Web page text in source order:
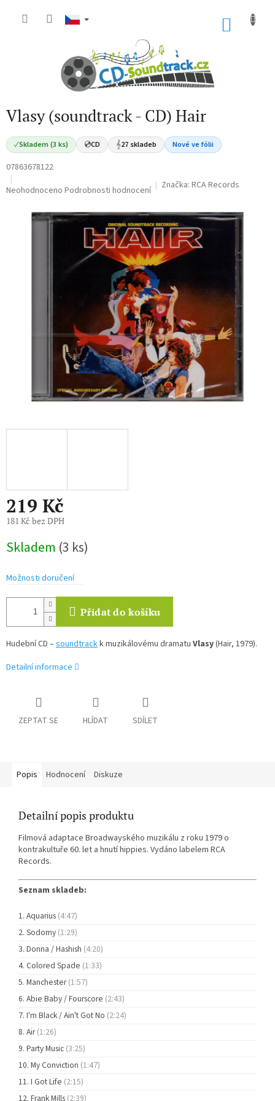
Vlasy (soundtrack - CD) Hair
✓Skladem (3 ks) 💿CD 𝄞27 skladeb Nové ve fólii
07863678122
Průměrné
produktu
Neohodnoceno Podrobnosti hodnocení Značka: RCA Records
219 Kč
181 Kč bez DPH
cena:
Skladem (3 ks)
Možnosti doručení
Přidat do košíku
Hudební CD –soundtrackk muzikálovému dramatu Vlasy(Hair, 1979).
Detailní informace
ZEPTAT SE HLÍDAT SDÍLET
Popis Hodnocení Diskuze
Detailní popis produktu
Filmová adaptace Broadwayského muzikálu z roku 1979 o
kontrakultuře 60. let a hnutí hippies. Vydáno labelem RCA
Records.
Seznam skladeb:
Aquarius (4:47)
Sodomy (1:29)
Donna / Hashish (4:20)
Colored Spade (1:33)
Manchester(1:57)
Abie Baby / Fourscore (2:43)
I'm Black / Ain't Got No (2:24)
Air(1:26)
Party Music (3:25)
My Conviction (1:47)
I Got Life (2:15)
Frank Mills (2:39)